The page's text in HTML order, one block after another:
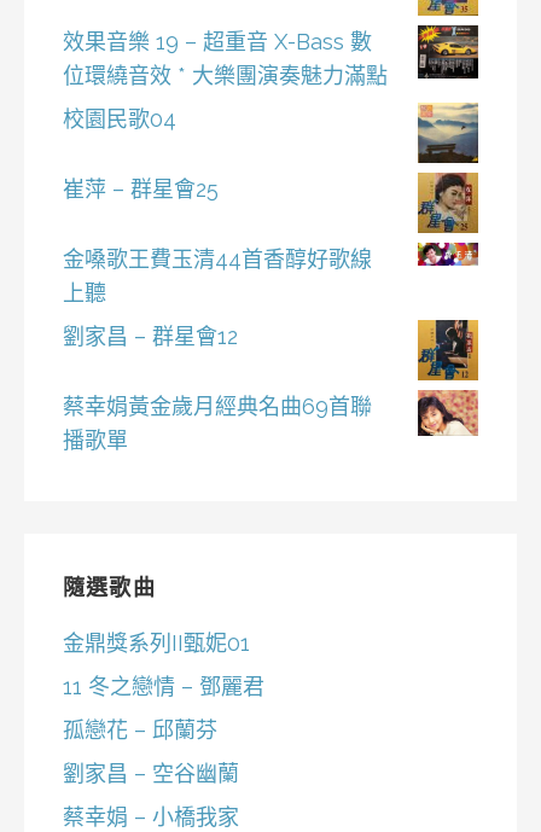
效果音樂 19 – 超重音 X-Bass 數
位環繞音效 * 大樂團演奏魅力滿點
校園民歌04
崔萍 – 群星會25
金嗓歌王費玉清44首香醇好歌線
上聽
劉家昌 – 群星會12
蔡幸娟黃金歲月經典名曲69首聯
播歌單
隨選歌曲
金鼎獎系列II甄妮01
11 冬之戀情 – 鄧麗君
孤戀花 – 邱蘭芬
劉家昌 – 空谷幽蘭
蔡幸娟 – 小橋我家